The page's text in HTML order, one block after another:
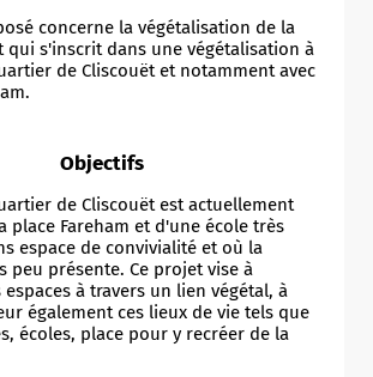
concerne la végétalisation de la
qui s'inscrit dans une végétalisation à
de Cliscouët et notamment avec
Objectifs
de Cliscouët est actuellement
place Fareham et d'une école très
espace de convivialité et où la
peu présente. Ce projet vise à
espaces à travers un lien végétal, à
également ces lieux de vie tels que
écoles, place pour y recréer de la